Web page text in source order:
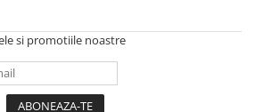
si promotiile noastre